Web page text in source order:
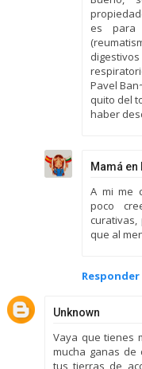
es para
Pavel
quito del
haber
Mamá en
A mi me
poco
que al
Responder
Unknown
Vaya que tienes
mucha ganas de
tus tierras de